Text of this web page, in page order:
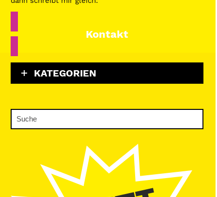
Kontakt
KATEGORIEN